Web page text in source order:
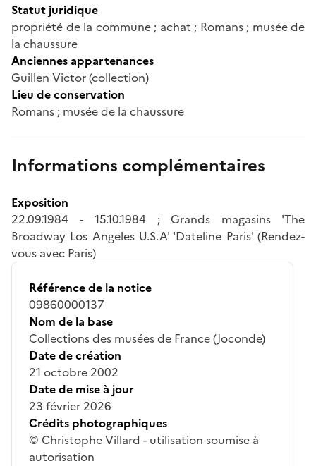
Statut juridique
propriété de la commune ; achat ; Romans ; musée de
la chaussure
Anciennes appartenances
Guillen Victor (collection)
Lieu de conservation
Romans ; musée de la chaussure
Informations complémentaires
Exposition
22.09.1984 - 15.10.1984 ; Grands magasins 'The
Broadway Los Angeles U.S.A' 'Dateline Paris' (Rendez-
vous avec Paris)
Référence de la notice
09860000137
Nom de la base
Collections des musées de France (Joconde)
Date de création
21 octobre 2002
Date de mise à jour
23 février 2026
Crédits photographiques
© Christophe Villard - utilisation soumise à
autorisation